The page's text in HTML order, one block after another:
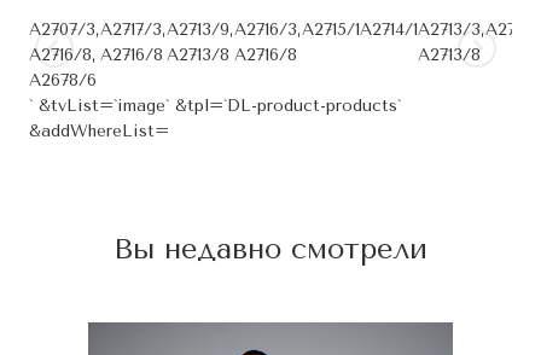
A2707/3,
A2716/8,
A2678/6
А2717/3,
А2716/8
A2713/9,
A2713/8
A2716/3,
A2716/8
A2715/1A2714/1A2713/3,
A2713/8
A2712/
` &tvList=`image` &tpl=`DL-product-products`
&addWhereList=
Вы недавно смотрели